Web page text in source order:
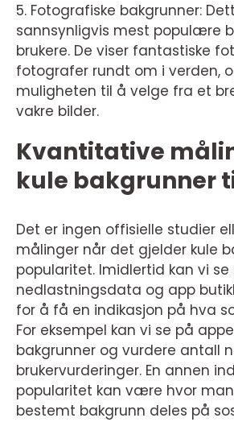
5. Fotografiske bakgrunner:
sannsynligvis mest populære
brukere. De viser fantastiske
fotografer rundt om i verden,
muligheten til å velge fra et
vakre bilder.
Kvantitative
kule bakgrunner
Det er ingen offisielle studier
målinger når det gjelder kule
popularitet. Imidlertid kan vi se
nedlastningsdata og app
for å få en indikasjon på hva
For eksempel kan vi se på
bakgrunner og vurdere antall
brukervurderinger. En annen
popularitet kan være hvor
bestemt bakgrunn deles på